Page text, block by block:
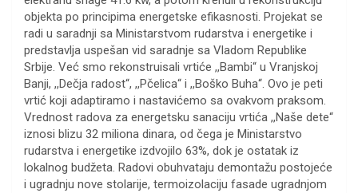
objekta po principima energetske efikasnosti. Projekat se
radi u saradnji sa Ministarstvom rudarstva i energetike i
predstavlja uspešan vid saradnje sa Vladom Republike
Srbije. Već smo rekonstruisali vrtiće ,,Bambi“ u Vranjskoj
Banji, ,,Dečja radost“, ,,Pčelica“ i ,,Boško Buha“. Ovo je peti
vrtić koji adaptiramo i nastavićemo sa ovakvom praksom.
Vrednost radova za energetsku sanaciju vrtića ,,Naše dete“
iznosi blizu 32 miliona dinara, od čega je Ministarstvo
rudarstva i energetike izdvojilo 63%, dok je ostatak iz
lokalnog budžeta. Radovi obuhvataju demontažu postojeće
i ugradnju nove stolarije, termoizolaciju fasade ugradnjom